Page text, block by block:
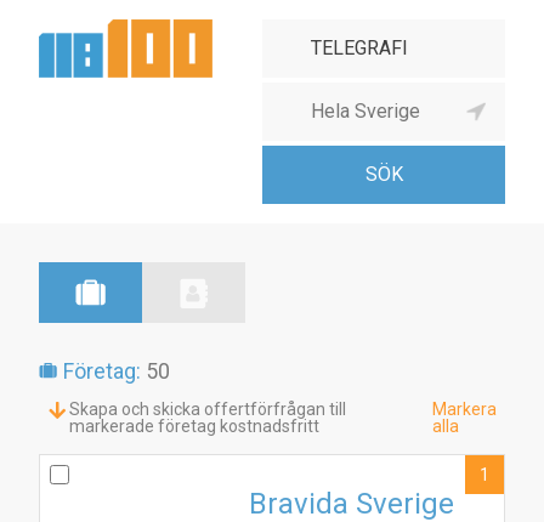
Företag: 50
Skapa och skicka offertförfrågan till
markerade företag kostnadsfritt
Markera
alla
Bravida Sverige
1